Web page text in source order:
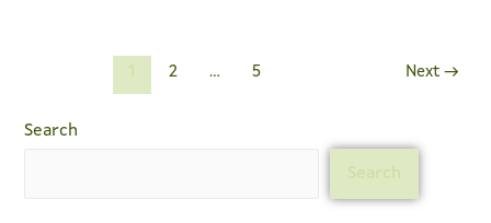
1 2 … 5 Next→
Search
Search